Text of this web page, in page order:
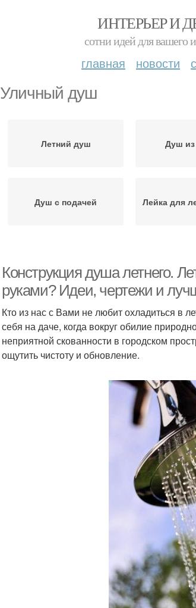
ИНТЕРЬЕР И
сотни идей для вашего
главная новости
Уличный душ
Летний душ Душ из
Душ с подачей Лейка для
Конструкция душа летнего.
руками? Идеи, чертежи и
Кто из нас с Вами не любит охладиться в
себя на даче, когда вокруг обилие
неприятной скованности в городском
ощутить чистоту и обновление.